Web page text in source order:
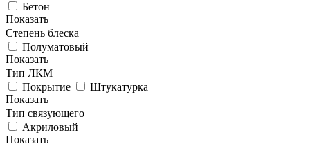
Бетон
Показать
Степень блеска
Полуматовый
Показать
Тип ЛКМ
Покрытие
Штукатурка
Показать
Тип связующего
Акриловый
Показать